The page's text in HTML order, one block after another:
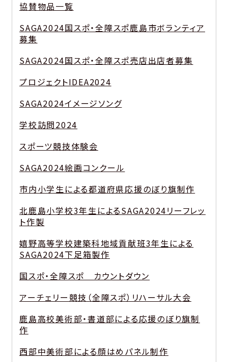
協賛物品一覧
SAGA2024国スポ・全障スポ鹿島市ボランティア
募集
SAGA2024国スポ・全障スポ売店出店者募集
プロジェクトIDEA2024
SAGA2024イメージソング
学校訪問2024
スポーツ競技体験会
SAGA2024絵画コンクール
市内小学生による都道府県応援のぼり旗制作
北鹿島小学校3年生によるSAGA2024リーフレッ
ト作製
嬉野高等学校建築科地域貢献班3年生による
SAGA2024下足箱製作
国スポ・全障スポ カウントダウン
アーチェリー競技（全障スポ）リハーサル大会
鹿島高校美術部・書道部による応援のぼり旗制
作
西部中美術部による顔はめパネル制作